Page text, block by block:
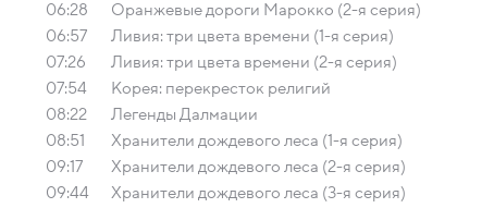
06:28
Оранжевые дороги Марокко (2-я серия)
06:57
Ливия: три цвета времени (1-я серия)
07:26
Ливия: три цвета времени (2-я серия)
07:54
Корея: перекресток религий
08:22
Легенды Далмации
08:51
Хранители дождевого леса (1-я серия)
09:17
Хранители дождевого леса (2-я серия)
09:44
Хранители дождевого леса (3-я серия)